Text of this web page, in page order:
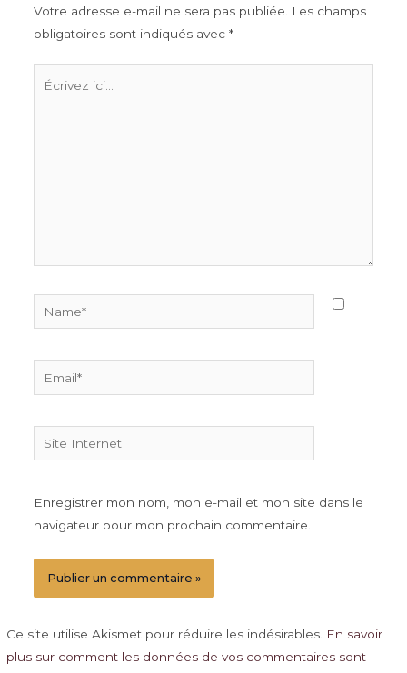
Votre adresse e-mail ne sera pas publiée. Les champs
obligatoires sont indiqués avec *
Site
Internet
Enregistrer mon nom, mon e-mail et mon site dans le
navigateur pour mon prochain commentaire.
Ce site utilise Akismet pour réduire les indésirables. En savoir
plus sur comment les données de vos commentaires sont